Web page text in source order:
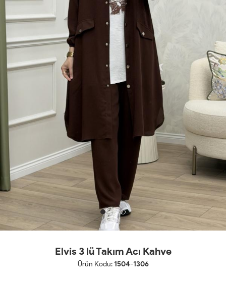
Elvis 3 lü Takım Acı Kahve
Ürün Kodu:1504-1306